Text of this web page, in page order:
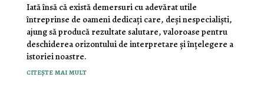
Iată însă că există demersuri cu adevărat utile
întreprinse de oameni dedicaţi care, deşi nespecialişti,
ajung să producă rezultate salutare, valoroase pentru
deschiderea orizontului de interpretare şi înţelegere a
istoriei noastre.
citește mai mult